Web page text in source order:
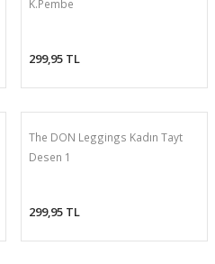
Seamless (Dikişsiz) Boxer
VIBES Boxer
X Boxer
K.Pembe
299,95 TL
The DON Leggings Kadın Tayt
Desen 1
299,95 TL